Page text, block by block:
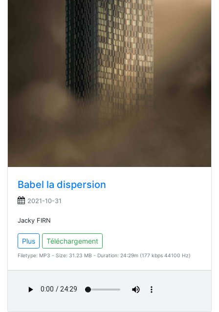
Babel la dispersion
2021-10-31
Jacky FIRN
Plus Téléchargement
Filetype: MP3 - Size: 31.23 MB - Duration: 24:29m (177 kbps 44100 Hz)